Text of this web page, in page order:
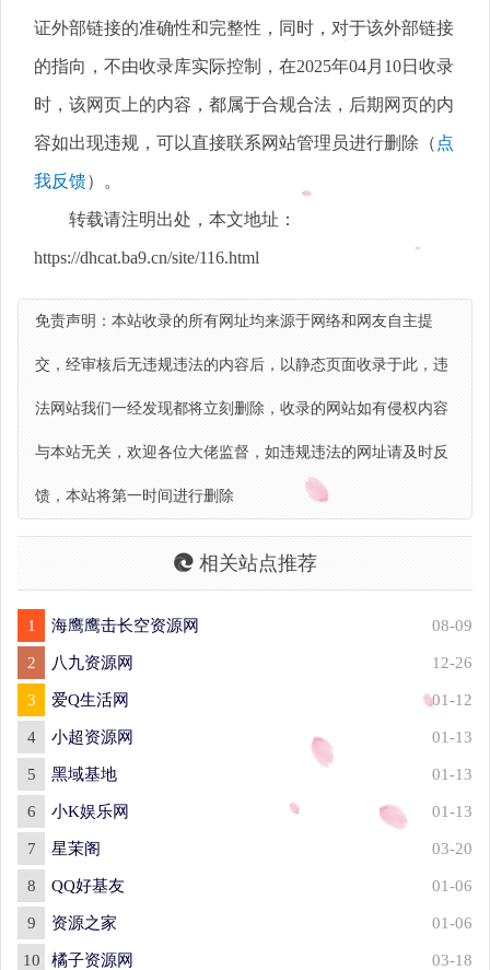
证外部链接的准确性和完整性，同时，对于该外部链接
的指向，不由收录库实际控制，在2025年04月10日收录
时，该网页上的内容，都属于合规合法，后期网页的内
容如出现违规，可以直接联系网站管理员进行删除（ 点
我反馈）。
转载请注明出处，本文地址：
https://dhcat.ba9.cn/site/116.html
免责声明：本站收录的所有网址均来源于网络和网友自主提
交，经审核后无违规违法的内容后，以静态页面收录于此，违
法网站我们一经发现都将立刻删除，收录的网站如有侵权内容
与本站无关，欢迎各位大佬监督，如违规违法的网址请及时反
馈，本站将第一时间进行删除
相关站点推荐
1 海鹰鹰击长空资源网 08-09
2 八九资源网 12-26
3 爱Q生活网 01-12
4 小超资源网 01-13
5 黑域基地 01-13
6 小K娱乐网 01-13
7 星茉阁 03-20
8 QQ好基友 01-06
9 资源之家 01-06
10 橘子资源网 03-18